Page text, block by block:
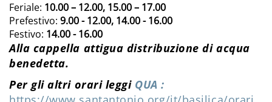
Feriale: 10.00 – 12.00, 15.00 – 17.00
Prefestivo: 9.00 - 12.00, 14.00 - 16.00
Festivo: 14.00 - 16.00
Alla cappella attigua distribuzione di acqua
benedetta.
Per gli altri orari leggi QUA :